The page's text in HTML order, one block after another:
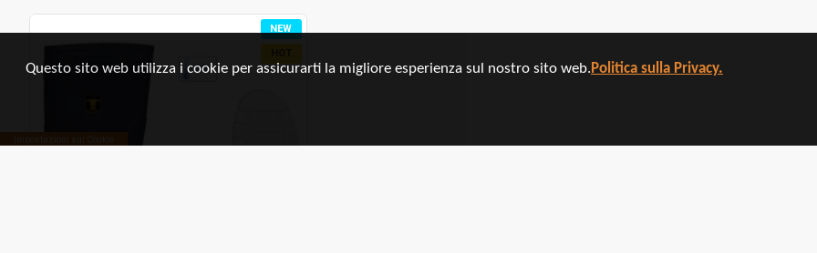
NEW
Questo sito web utilizza i cookie per assicurarti la migliore esperienza sul nostro sito web. Politica sulla Privacy.